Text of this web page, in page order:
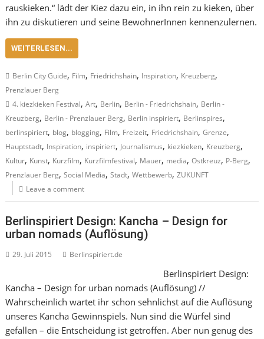
rauskieken.“ lädt der Kiez dazu ein, in ihn rein zu kieken, über
ihn zu diskutieren und seine BewohnerInnen kennenzulernen.
WEITERLESEN...
Berlin City Guide, Film, Friedrichshain, Inspiration, Kreuzberg,
Prenzlauer Berg
4. kiezkieken Festival,Art, Berlin, Berlin - Friedrichshain, Berlin -
Kreuzberg, Berlin - Prenzlauer Berg, Berlin inspiriert, Berlinspires,
berlinspiriert, blog, blogging, Film, Freizeit, Friedrichshain,Grenze,
Hauptstadt, Inspiration, inspiriert, Journalismus, kiezkieken, Kreuzberg,
Kultur, Kunst, Kurzfilm, Kurzfilmfestival, Mauer, media,Ostkreuz, P-Berg,
Prenzlauer Berg,Social Media,Stadt,Wettbewerb,ZUKUNFT
Leave a comment
Berlinspiriert Design: Kancha – Design for
urban nomads (Auflösung)
29. Juli 2015 Berlinspiriert.de
Berlinspiriert Design:
Kancha – Design for urban nomads (Auflösung) //
Wahrscheinlich wartet ihr schon sehnlichst auf die Auflösung
unseres Kancha Gewinnspiels. Nun sind die Würfel sind
gefallen – die Entscheidung ist getroffen. Aber nun genug des